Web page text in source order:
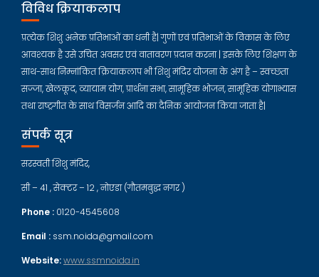
विविध क्रियाकलाप
प्रत्येक शिशु अनेक प्रतिभाओं का धनी है| गुणों एवं प्रतिभाओं के विकास के लिए
आवश्यक है उसे उचित अवसर एवं वातावरण प्रदान करना | इसके लिए शिक्षण के
साथ-साथ निम्नांकित क्रियाकलाप भी शिशु मंदिर योजना के अंग है – स्वच्छता
सज्जा, खेलकूद, व्यायाम योग, प्रार्थना सभा, सामूहिक भोजन, सामूहिक योगाभ्यास
तथा राष्ट्रगीत के साथ विसर्जन आदि का दैनिक आयोजन किया जाता है|
संपर्क सूत्र
सरस्वती शिशु मंदिर,
सी – 41 , सेक्टर – 12 , नोएडा (गौतमबुद्ध नगर )
Phone : 0120-4545608
Email : ssm.noida@gmail.com
Website:www.ssmnoida.in